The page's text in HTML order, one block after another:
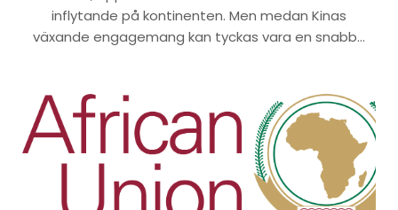
inflytande på kontinenten. Men medan Kinas
växande engagemang kan tyckas vara en snabb…